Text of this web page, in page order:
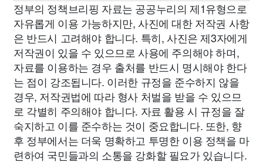
정부의 정책브리핑 자료는 공공누리의 제1유형으로
자유롭게 이용 가능하지만, 사진에 대한 저작권 사항
은 반드시 고려해야 합니다. 특히, 사진은 제3자에게
저작권이 있을 수 있으므로 사용에 주의해야 하며,
자료를 이용하는 경우 출처를 반드시 명시해야 한다
는 점이 강조됩니다. 이러한 규정을 준수하지 않을
경우, 저작권법에 따라 형사 처벌을 받을 수 있으므
로 각별히 주의해야 합니다. 자료 활용 시 규정을 잘
숙지하고 이를 준수하는 것이 중요합니다. 또한, 향
후 정부에서는 더욱 명확하고 투명한 이용 정책을 마
련하여 국민들과의 소통을 강화할 필요가 있습니다.